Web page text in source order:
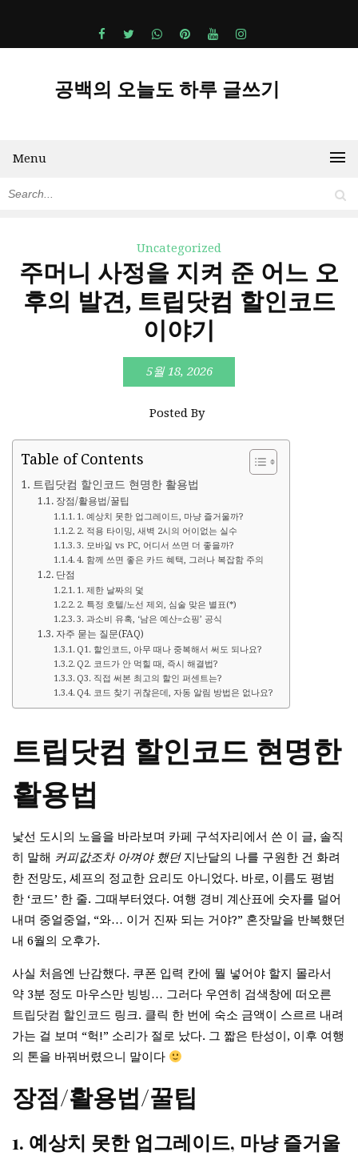
공백의 오늘도 하루 글쓰기
Menu
Uncategorized
주머니 사정을 지켜 준 어느 오
후의 발견, 트립닷컴 할인코드
이야기
5월 18, 2026
Posted By
Table of Contents
트립닷컴 할인코드 현명한 활용법
장점/활용법/꿀팁
1. 예상치 못한 업그레이드, 마냥 즐거울까?
2. 적용 타이밍, 새벽 2시의 어이없는 실수
3. 모바일 vs PC, 어디서 쓰면 더 좋을까?
4. 함께 쓰면 좋은 카드 혜택, 그러나 복잡함 주의
단점
1. 제한 날짜의 덫
2. 특정 호텔/노선 제외, 심술 맞은 별표(*)
3. 과소비 유혹, ‘남은 예산=쇼핑’ 공식
자주 묻는 질문(FAQ)
Q1. 할인코드, 아무 때나 중복해서 써도 되나요?
Q2. 코드가 안 먹힐 때, 즉시 해결법?
Q3. 직접 써본 최고의 할인 퍼센트는?
Q4. 코드 찾기 귀찮은데, 자동 알림 방법은 없나요?
트립닷컴 할인코드 현명한
활용법
낯선 도시의 노을을 바라보며 카페 구석자리에서 쓴 이 글, 솔직
히 말해 커피값조차 아껴야 했던지난달의 나를 구원한 건 화려
한 전망도, 셰프의 정교한 요리도 아니었다. 바로, 이름도 평범
한 ‘코드’ 한 줄. 그때부터였다. 여행 경비 계산표에 숫자를 덜어
내며 중얼중얼, “와… 이거 진짜 되는 거야?” 혼잣말을 반복했던
내 6월의 오후가.
사실 처음엔 난감했다. 쿠폰 입력 칸에 뭘 넣어야 할지 몰라서
약 3분 정도 마우스만 빙빙… 그러다 우연히 검색창에 떠오른
트립닷컴 할인코드 링크. 클릭 한 번에 숙소 금액이 스르르 내려
가는 걸 보며 “헉!” 소리가 절로 났다. 그 짧은 탄성이, 이후 여행
의 톤을 바꿔버렸으니 말이다
장점/활용법/꿀팁
1. 예상치 못한 업그레이드, 마냥 즐거울